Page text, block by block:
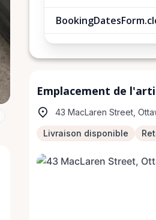
Emplacement de
43 MacLaren Street,
Livraison disponible